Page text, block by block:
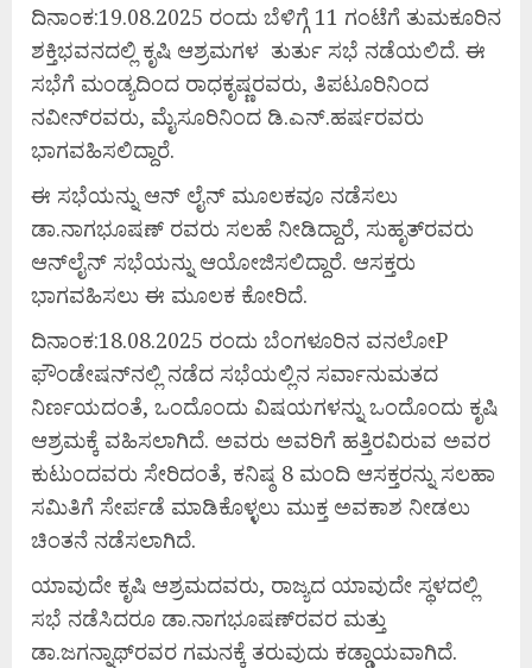
ದಿನಾಂಕ:19.08.2025 ರಂದು ಬೆಳಿಗ್ಗೆ 11 ಗಂಟೆಗೆ ತುಮಕೂರಿನ
ಶಕ್ತಿಭವನದಲ್ಲಿ ಕೃಷಿ ಆಶ್ರಮಗಳ ತುರ್ತು ಸಭೆ ನಡೆಯಲಿದೆ. ಈ
ಸಭೆಗೆ ಮಂಡ್ಯದಿಂದ ರಾಧಕೃಷ್ಣರವರು, ತಿಪಟೂರಿನಿಂದ
ನವೀನ್‍ರವರು, ಮೈಸೂರಿನಿಂದ ಡಿ.ಎನ್.ಹರ್ಷರವರು
ಭಾಗವಹಿಸಲಿದ್ದಾರೆ.
ಈ ಸಭೆಯನ್ನು ಆನ್ ಲೈನ್ ಮೂಲಕವೂ ನಡೆಸಲು
ಡಾ.ನಾಗಭೂಷಣ್ ರವರು ಸಲಹೆ ನೀಡಿದ್ದಾರೆ, ಸುಹೃತ್‍ರವರು
ಆನ್‍ಲೈನ್ ಸಭೆಯನ್ನು ಆಯೋಜಿಸಲಿದ್ದಾರೆ. ಆಸಕ್ತರು
ಭಾಗವಹಿಸಲು ಈ ಮೂಲಕ ಕೋರಿದೆ.
ದಿನಾಂಕ:18.08.2025 ರಂದು ಬೆಂಗಳೂರಿನ ವನಲೋP
ಫೌಂಡೇಷನ್‍ನಲ್ಲಿ ನಡೆದ ಸಭೆಯಲ್ಲಿನ ಸರ್ವಾನುಮತದ
ನಿರ್ಣಯದಂತೆ, ಒಂದೊಂದು ವಿಷಯಗಳನ್ನು ಒಂದೊಂದು ಕೃಷಿ
ಆಶ್ರಮಕ್ಕೆ ವಹಿಸಲಾಗಿದೆ. ಅವರು ಅವರಿಗೆ ಹತ್ತಿರವಿರುವ ಅವರ
ಕುಟುಂದವರು ಸೇರಿದಂತೆ, ಕನಿಷ್ಠ 8 ಮಂದಿ ಆಸಕ್ತರನ್ನು ಸಲಹಾ
ಸಮಿತಿಗೆ ಸೇರ್ಪಡೆ ಮಾಡಿಕೊಳ್ಳಲು ಮುಕ್ತ ಅವಕಾಶ ನೀಡಲು
ಚಿಂತನೆ ನಡೆಸಲಾಗಿದೆ.
ಯಾವುದೇ ಕೃಷಿ ಆಶ್ರಮದವರು, ರಾಜ್ಯದ ಯಾವುದೇ ಸ್ಥಳದಲ್ಲಿ
ಸಭೆ ನಡೆಸಿದರೂ ಡಾ.ನಾಗಭೂಷಣ್‍ರವರ ಮತ್ತು
ಡಾ.ಜಗನ್ನಾಥ್‍ರವರ ಗಮನಕ್ಕೆ ತರುವುದು ಕಡ್ಡಾಯವಾಗಿದೆ.